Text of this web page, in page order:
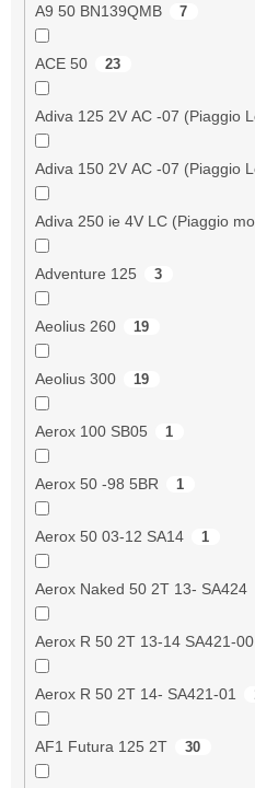
A9 50 BN139QMB 7
ACE 50 23
Adiva 125 2V AC -07 (Piaggio
Adiva 150 2V AC -07 (Piaggio
Adiva 250 ie 4V LC (Piaggio
Adventure 125 3
Aeolius 260 19
Aeolius 300 19
Aerox 100 SB05 1
Aerox 50 -98 5BR 1
Aerox 50 03-12 SA14 1
Aerox Naked 50 2T 13- SA424
Aerox R 50 2T 13-14 SA421-00
Aerox R 50 2T 14- SA421-01
AF1 Futura 125 2T 30